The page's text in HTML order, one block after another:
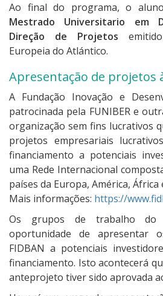
Ao final do programa, o
Mestrado Universitario em
Direção de Projetos
Europeia do Atlántico.
Apresentação de projetos
A Fundação Inovação e
patrocinada pela FUNIBER e
organização sem fins lucrativos
projetos empresariais
financiamento a potenciais
uma Rede Internacional
países da Europa, América, África
Mais informações: https://
Os grupos de trabalho do
oportunidade de apresentar
FIDBAN a potenciais
financiamento. Isto acontecerá
anteprojeto tiver sido aprovada